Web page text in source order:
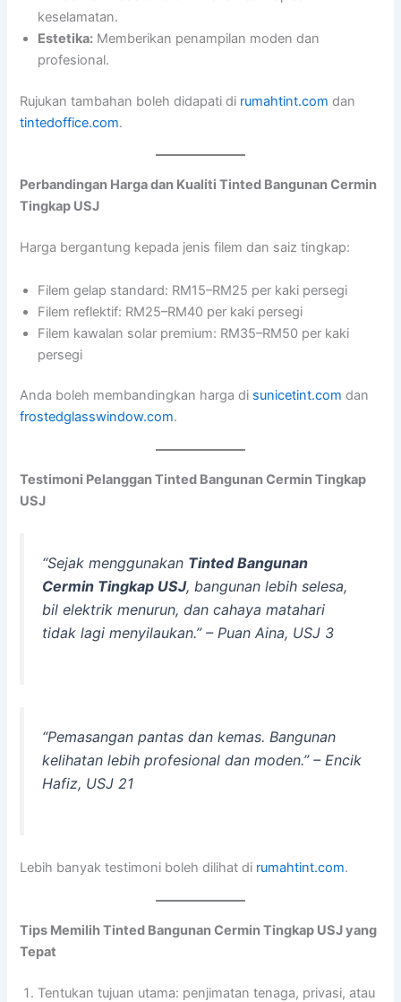
keselamatan.
Estetika: Memberikan penampilan moden dan
profesional.
Rujukan tambahan boleh didapati di rumahtint.com dan
tintedoffice.com.
Perbandingan Harga dan Kualiti Tinted Bangunan Cermin
Tingkap USJ
Harga bergantung kepada jenis filem dan saiz tingkap:
Filem gelap standard: RM15–RM25 per kaki persegi
Filem reflektif: RM25–RM40 per kaki persegi
Filem kawalan solar premium: RM35–RM50 per kaki
persegi
Anda boleh membandingkan harga di sunicetint.com dan
frostedglasswindow.com.
Testimoni Pelanggan Tinted Bangunan Cermin Tingkap
USJ
“Sejak menggunakan Tinted Bangunan
Cermin Tingkap USJ, bangunan lebih selesa,
bil elektrik menurun, dan cahaya matahari
tidak lagi menyilaukan.” – Puan Aina, USJ 3
“Pemasangan pantas dan kemas. Bangunan
kelihatan lebih profesional dan moden.” – Encik
Hafiz, USJ 21
Lebih banyak testimoni boleh dilihat di rumahtint.com.
Tips Memilih Tinted Bangunan Cermin Tingkap USJ yang
Tepat
Tentukan tujuan utama: penjimatan tenaga, privasi, atau